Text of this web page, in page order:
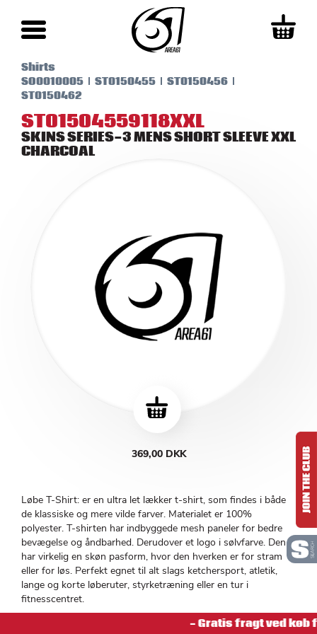
Shirts
SO0010005
ST0150455
ST0150456
ST0150462
ST01504559118XXL
SKINS SERIES-3 MENS SHORT SLEEVE XXL
CHARCOAL
369,00 DKK
Løbe T-Shirt: er en ultra let lækker t-shirt, som findes i både
de klassiske og mere vilde farver. Materialet er 100%
polyester. T-shirten har indbyggede mesh paneler for bedre
bevægelse og åndbarhed. Derudover et logo i sølvfarve. Den
har virkelig en skøn pasform, hvor den hverken er for stram
eller for løs. Perfekt egnet til alt slags ketchersport, atletik,
lange og korte løberuter, styrketræning eller en tur i
fitnesscentret.
Indbyggede meshpaneler så du bedre kan ånde og
- Gratis fragt ved køb